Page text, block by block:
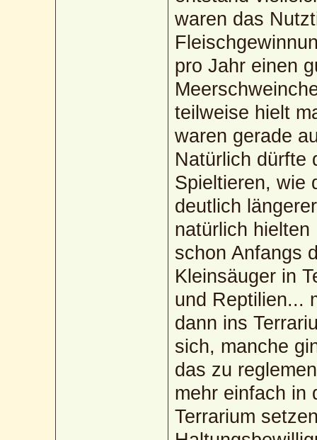
waren das
pro Jahr einen
teilweise hielt
waren gerade
Natürlich dürfte
Spieltieren, wie
deutlich
natürlich
schon Anfangs
Kleinsäuger in
und Reptilien...
dann ins
sich, manche
das zu
mehr einfach in
Terrarium